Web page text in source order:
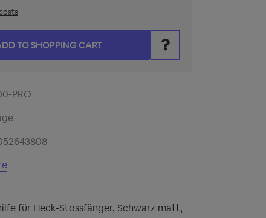
desired amount or use the buttons to increase or decrease
TO SHOPPING CART
PRO
für Heck-Stossfänger, Schwarz matt,